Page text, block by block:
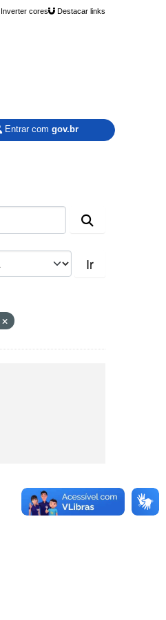
Inverter cores Destacar links
Entrar com gov.br
Ir